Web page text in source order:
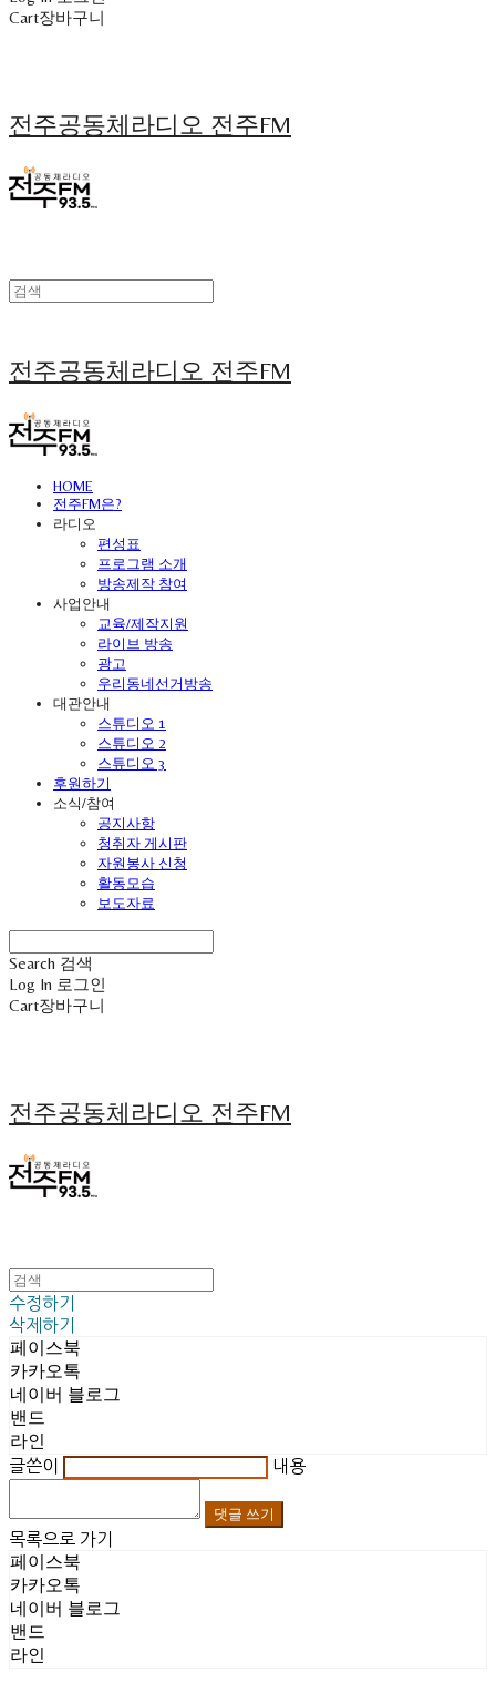
Cart장바구니
전주공동체라디오 전주FM
전주공동체라디오 전주FM
HOME
전주FM은?
라디오
편성표
프로그램 소개
방송제작 참여
사업안내
교육/제작지원
라이브 방송
광고
우리동네선거방송
대관안내
스튜디오 1
스튜디오 2
스튜디오 3
후원하기
소식/참여
공지사항
청취자 게시판
자원봉사 신청
활동모습
보도자료
Search 검색
Log In 로그인
Cart장바구니
전주공동체라디오 전주FM
수정하기
삭제하기
페이스북
카카오톡
네이버 블로그
밴드
라인
글쓴이 내용
댓글 쓰기
목록으로 가기
페이스북
카카오톡
네이버 블로그
밴드
라인